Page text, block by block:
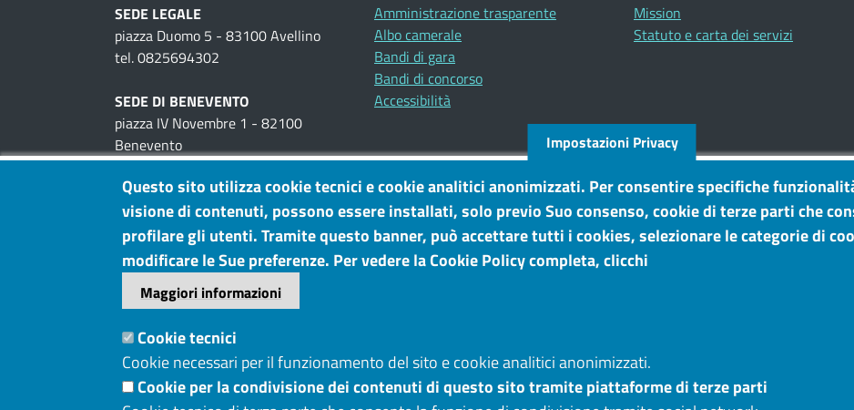
SEDE LEGALE
piazza Duomo 5 - 83100 Avellino
tel. 0825694302
SEDE DI BENEVENTO
piazza IV Novembre 1 - 82100
Benevento
tel. 0824300111
UFFICI AL PUBBLICO
piazza IV Novembre, 1 - Benevento
viale Cassitto, 7 -Avellino
P.IVA: 02922710641
cciaa@pec.irpiniasannio.camcom.it
Amministrazione trasparente
Albo camerale
Bandi di gara
Bandi di concorso
Accessibilità
Mission
Statuto e carta dei servizi
Menù privacy
Cookie Note legali Privacy
Impostazioni Privacy
Questo sito utilizza cookie tecnici e cookie analitici anonimizzati. Per consentire specifiche
visione di contenuti, possono essere installati, solo previo Suo consenso, cookie di terze parti che
profilare gli utenti. Tramite questo banner, può accettare tutti i cookies, selezionare le categorie di
modificare le Sue preferenze. Per vedere la Cookie Policy completa, clicchi
Maggiori informazioni
Cookie tecnici
Cookie necessari per il funzionamento del sito e cookie analitici anonimizzati.
Cookie per la condivisione dei contenuti di questo sito tramite piattaforme di terze parti